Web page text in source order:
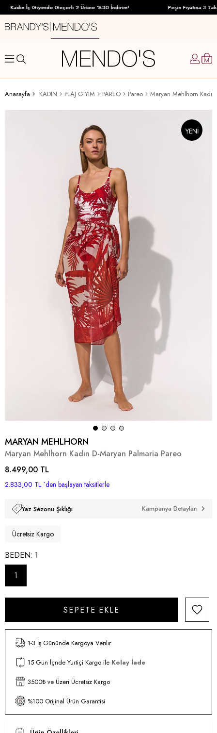
Kadın İç Giyimde Geçerli 2.Ürüne %30 İndirim! Peşin Fiyatına 3
Anasayfa KADIN PLAJ GIYIM PAREO Pareo Maryan Mehlhorn
YENI
MARYAN MEHLHORN
Maryan Mehlhorn Kadın D-Maryan Palmaria Pareo
8.499,00 TL
2.833,00 TL `den başlayan taksitlerle
Yaz Sezonu Şıklığı Kampanya Detayları
Ücretsiz Kargo
BEDEN 1
1
1-3 İş Gününde Kargoya Verilir
15 Gün İçnde Yurtiçi Kargo ile Kolay İade
3500₺ ve Üzeri Ücretsiz Kargo
%100 Orijinal Ürün Garantisi